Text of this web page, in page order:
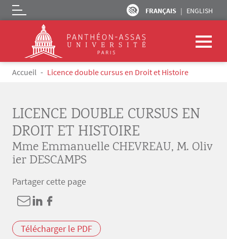
Aller au contenu principal
FRANÇAIS ENGLISH
Logo
Fil d'Ariane
Accueil Licence double cursus en Droit et Histoire
LICENCE DOUBLE CURSUS EN
DROIT ET HISTOIRE
Mme Emmanuelle CHEVREAU, M. Oliv
ier DESCAMPS
Partager cette page
Télécharger le PDF